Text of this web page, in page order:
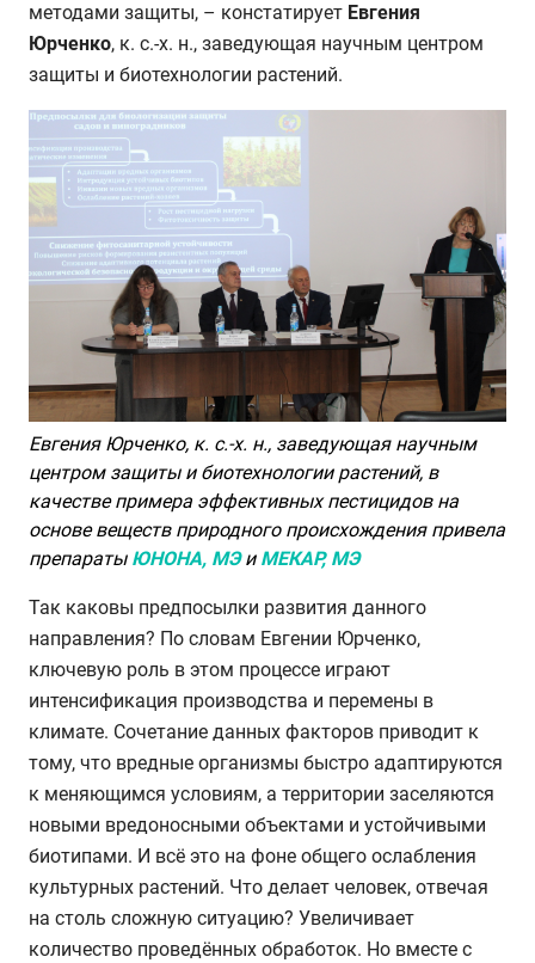
методами защиты, – констатирует Евгения
Юрченко, к. с.-х. н., заведующая научным центром
защиты и биотехнологии растений.
Евгения Юрченко, к. с.-х. н., заведующая научным
центром защиты и биотехнологии растений, в
качестве примера эффективных пестицидов на
основе веществ природного происхождения привела
препараты ЮНОНА, МЭи МЕКАР, МЭ
Так каковы предпосылки развития данного
направления? По словам Евгении Юрченко,
ключевую роль в этом процессе играют
интенсификация производства и перемены в
климате. Сочетание данных факторов приводит к
тому, что вредные организмы быстро адаптируются
к меняющимся условиям, а территории заселяются
новыми вредоносными объектами и устойчивыми
биотипами. И всё это на фоне общего ослабления
культурных растений. Что делает человек, отвечая
на столь сложную ситуацию? Увеличивает
количество проведённых обработок. Но вместе с